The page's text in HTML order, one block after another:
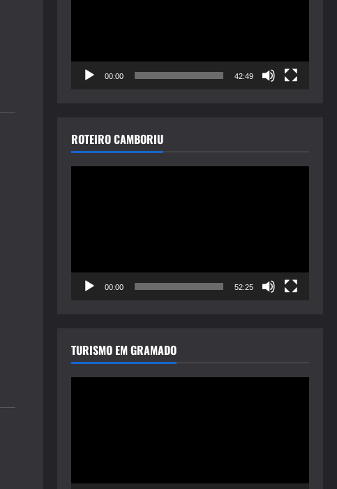
00:00 42:49
ROTEIRO CAMBORIU
00:00 52:25
TURISMO EM GRAMADO